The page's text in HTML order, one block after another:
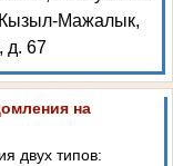
Мажалык,
д. 67
на
двух типов: